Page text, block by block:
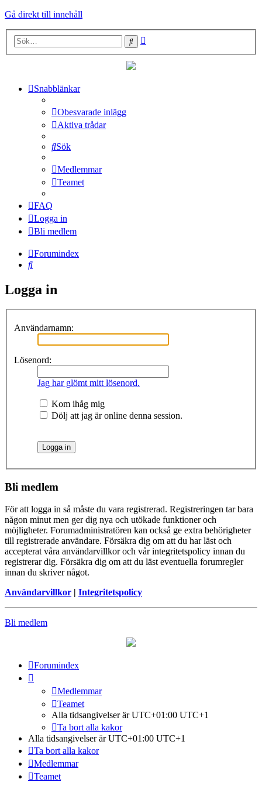
Gå direkt till innehåll
Sök
Snabblänkar
Obesvarade inlägg
Aktiva trådar
Sök
Medlemmar
Teamet
FAQ
Logga in
Bli medlem
Forumindex
Sök
Logga in
Användarnamn:
Lösenord:
Jag har glömt mitt lösenord.
Kom ihåg mig
Dölj att jag är online denna session.
Bli medlem
För att logga in så måste du vara registrerad. Registreringen tar bara
någon minut men ger dig nya och utökade funktioner och
möjligheter. Forumadministratören kan också ge extra behörigheter
till registrerade användare. Försäkra dig om att du har läst och
accepterat våra användarvillkor och vår integritetspolicy innan du
registrerar dig. Försäkra dig om att du läst eventuella forumregler
innan du skriver något.
Användarvillkor | Integritetspolicy
Bli medlem
Forumindex
Medlemmar
Teamet
Alla tidsangivelser är UTC+01:00 UTC+1
Ta bort alla kakor
Alla tidsangivelser är UTC+01:00 UTC+1
Ta bort alla kakor
Medlemmar
Teamet